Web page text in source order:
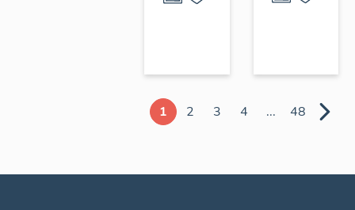
1 2 3 4 ... 48